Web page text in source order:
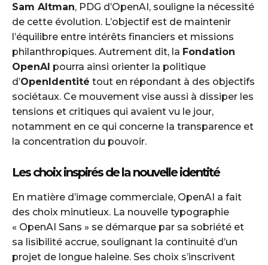
Sam Altman, PDG d’OpenAI, souligne la nécessité
de cette évolution. L’objectif est de maintenir
l’équilibre entre intérêts financiers et missions
philanthropiques. Autrement dit, la Fondation
OpenAI pourra ainsi orienter la politique
d’OpenIdentité tout en répondant à des objectifs
sociétaux. Ce mouvement vise aussi à dissiper les
tensions et critiques qui avaient vu le jour,
notamment en ce qui concerne la transparence et
la concentration du pouvoir.
Les choix inspirés de la nouvelle identité
En matière d’image commerciale, OpenAI a fait
des choix minutieux. La nouvelle typographie
« OpenAI Sans » se démarque par sa sobriété et
sa lisibilité accrue, soulignant la continuité d’un
projet de longue haleine. Ses choix s’inscrivent